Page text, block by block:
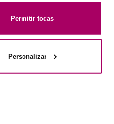
Permitir todas
Personalizar
limitação,
o seu
correio
26 –
MÓSTOLES
a sua